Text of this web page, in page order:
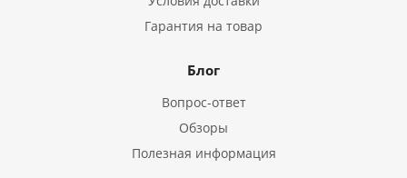
Гарантия на товар
Блог
Вопрос-ответ
Обзоры
Полезная информация